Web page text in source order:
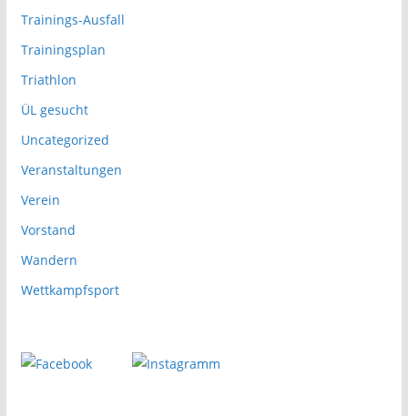
Trainings-Ausfall
Trainingsplan
Triathlon
ÜL gesucht
Uncategorized
Veranstaltungen
Verein
Vorstand
Wandern
Wettkampfsport